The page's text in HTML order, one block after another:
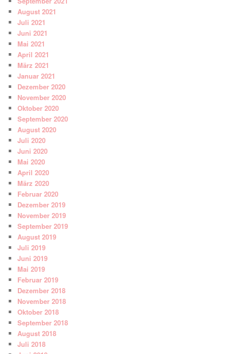
August 2021
Juli 2021
Juni 2021
Mai 2021
April 2021
März 2021
Januar 2021
Dezember 2020
November 2020
Oktober 2020
September 2020
August 2020
Juli 2020
Juni 2020
Mai 2020
April 2020
März 2020
Februar 2020
Dezember 2019
November 2019
September 2019
August 2019
Juli 2019
Juni 2019
Mai 2019
Februar 2019
Dezember 2018
November 2018
Oktober 2018
September 2018
August 2018
Juli 2018